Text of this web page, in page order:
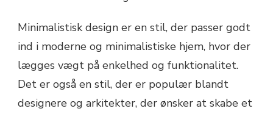
Minimalistisk design er en stil, der passer godt
ind i moderne og minimalistiske hjem, hvor der
lægges vægt på enkelhed og funktionalitet.
Det er også en stil, der er populær blandt
designere og arkitekter, der ønsker at skabe et